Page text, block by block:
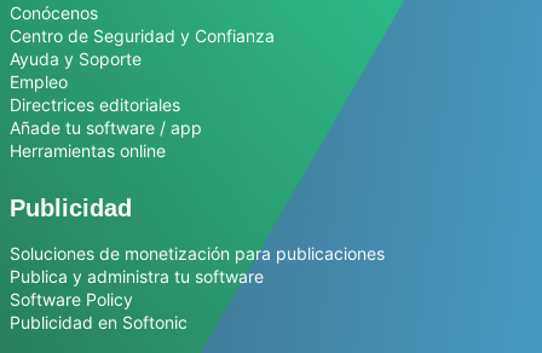
Conócenos
Centro de Seguridad y Confianza
Ayuda y Soporte
Empleo
Directrices editoriales
Añade tu software / app
Herramientas online
Publicidad
Soluciones de monetización para publicaciones
Publica y administra tu software
Software Policy
Publicidad en Softonic